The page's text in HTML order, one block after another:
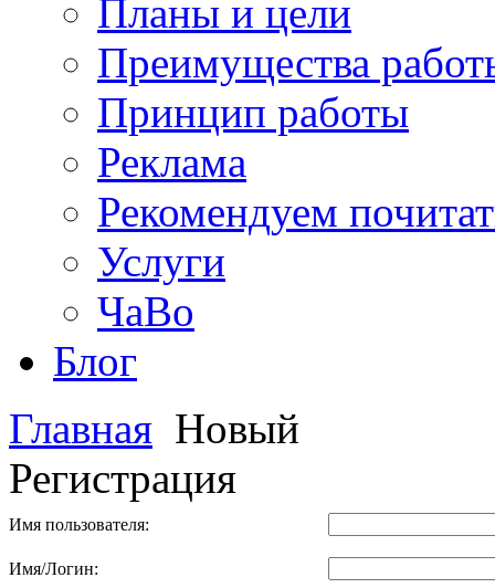
Планы и цели
Преимущества
Принцип работы
Реклама
Рекомендуем
Услуги
ЧаВо
Блог
Главная Новый
Регистрация
Имя пользователя:
Имя/Логин: